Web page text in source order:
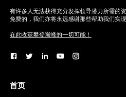
有许多人无法获得充分发挥领导潜力所需的
免费的，我们亦将永远感谢那些帮助我们实现
在此收获攀登巅峰的一切可能！
首页